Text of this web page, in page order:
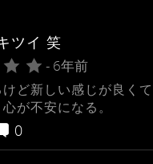
ツイ 笑
- 6年前
ど新しい感じが良く
が不安になる。
0